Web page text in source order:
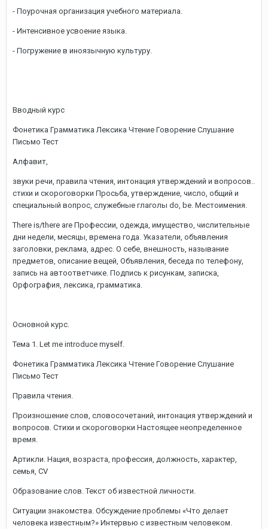
- Поурочная организация учебного материала.
- Интенсивное усвоение языка.
- Погружение в иноязычную культуру.
Вводный курс
Фонетика Грамматика Лексика Чтение Говорение Слушание
Письмо Тест
Алфавит,
звуки речи, правила чтения, интонация утверждений и вопросов..
стихи и скороговорки Просьба, утверждение, число, общий и
специальный вопрос, служебные глаголы do, be. Местоимения.
There is/there are Профессии, одежда, имущество, числительные
дни недели, месяцы, времена года. Указатели, объявления
заголовки, реклама, адрес. О себе, внешность, называние
предметов, описание вещей, Объявления, беседа по телефону,
запись на автоответчике. Подпись к рисункам, записка,
Орфография, лексика, грамматика.
Основной курс.
Тема 1. Let me introduce myself.
Фонетика Грамматика Лексика Чтение Говорение Слушание
Письмо Тест
Правила чтения.
Произношение слов, словосочетаний, интонация утверждений и
вопросов. Стихи и скороговорки Настоящее неопределенное
время.
Артикли. Нация, возраста, профессия, должность, характер,
семья, CV
Образование слов. Текст об известной личности.
Ситуации знакомства. Обсуждение проблемы «Что делает
человека известным?» Интервью с известным человеком.